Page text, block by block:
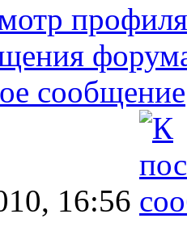
профиля
сообщение
16:56